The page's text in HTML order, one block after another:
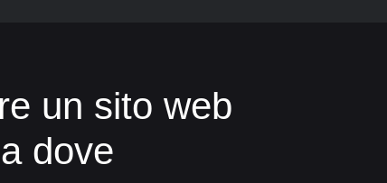
un sito web
dove